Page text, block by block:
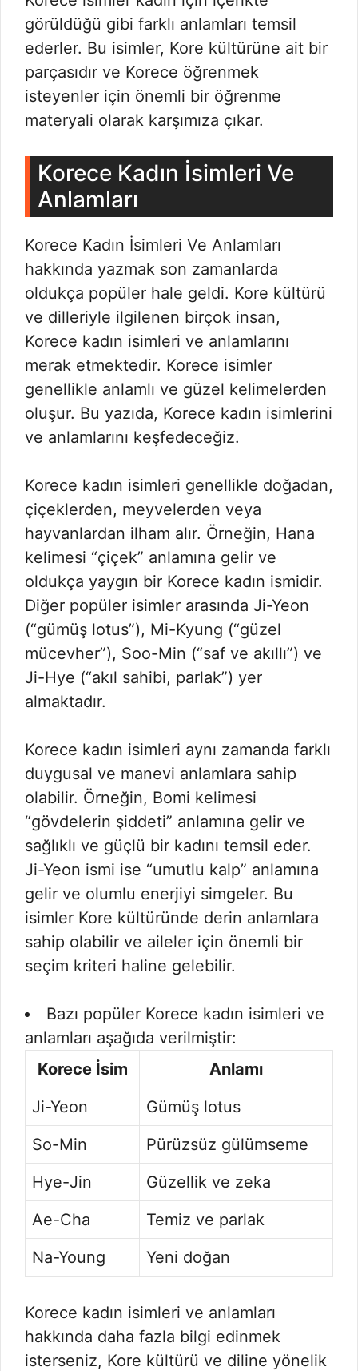
görüldüğü gibi farklı anlamları temsil
ederler. Bu isimler, Kore kültürüne ait bir
parçasıdır ve Korece öğrenmek
isteyenler için önemli bir öğrenme
materyali olarak karşımıza çıkar.
Korece Kadın İsimleri Ve
Anlamları
Korece Kadın İsimleri Ve Anlamları
hakkında yazmak son zamanlarda
oldukça popüler hale geldi. Kore kültürü
ve dilleriyle ilgilenen birçok insan,
Korece kadın isimleri ve anlamlarını
merak etmektedir. Korece isimler
genellikle anlamlı ve güzel kelimelerden
oluşur. Bu yazıda, Korece kadın isimlerini
ve anlamlarını keşfedeceğiz.
Korece kadın isimleri genellikle doğadan,
çiçeklerden, meyvelerden veya
hayvanlardan ilham alır. Örneğin, Hana
kelimesi “çiçek” anlamına gelir ve
oldukça yaygın bir Korece kadın ismidir.
Diğer popüler isimler arasında Ji-Yeon
(“gümüş lotus”), Mi-Kyung (“güzel
mücevher”), Soo-Min (“saf ve akıllı”) ve
Ji-Hye (“akıl sahibi, parlak”) yer
almaktadır.
Korece kadın isimleri aynı zamanda farklı
duygusal ve manevi anlamlara sahip
olabilir. Örneğin, Bomi kelimesi
“gövdelerin şiddeti” anlamına gelir ve
sağlıklı ve güçlü bir kadını temsil eder.
Ji-Yeon ismi ise “umutlu kalp” anlamına
gelir ve olumlu enerjiyi simgeler. Bu
isimler Kore kültüründe derin anlamlara
sahip olabilir ve aileler için önemli bir
seçim kriteri haline gelebilir.
Bazı popüler Korece kadın isimleri ve
anlamları aşağıda verilmiştir:
Korece İsim
Anlamı
Ji-Yeon
Gümüş lotus
So-Min
Pürüzsüz gülümseme
Hye-Jin
Güzellik ve zeka
Ae-Cha
Temiz ve parlak
Na-Young
Yeni doğan
Korece kadın isimleri ve anlamları
hakkında daha fazla bilgi edinmek
isterseniz, Kore kültürü ve diline yönelik